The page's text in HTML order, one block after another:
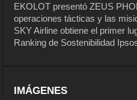
EKOLOT presentó ZEUS
operaciones tácticas y las
SKY Airline obtiene el primer
Ranking de Sostenibilidad
IMÁGENES